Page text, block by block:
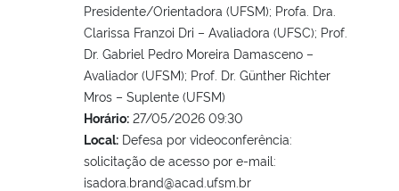
Presidente/Orientadora (UFSM); Profa. Dra.
Clarissa Franzoi Dri – Avaliadora (UFSC); Prof.
Dr. Gabriel Pedro Moreira Damasceno –
Avaliador (UFSM); Prof. Dr. Günther Richter
Mros – Suplente (UFSM)
Horário: 27/05/2026 09:30
Local: Defesa por videoconferência:
solicitação de acesso por e-mail:
isadora.brand@acad.ufsm.br